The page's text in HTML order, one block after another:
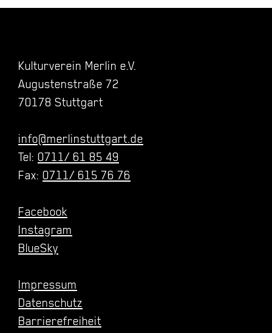
Kulturverein Merlin e.V.
Augustenstraße 72
70178 Stuttgart
info@merlinstuttgart.de
Tel: 0711/ 61 85 49
Fax: 0711/ 615 76 76
Facebook
Instagram
BlueSky
Impressum
Datenschutz
Barrierefreiheit